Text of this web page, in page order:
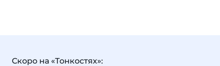
Скоро на «Тонкостях»: